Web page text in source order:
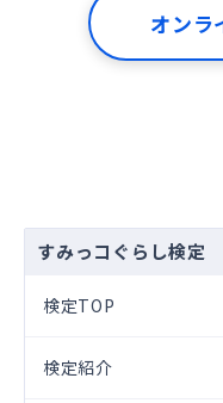
すみっコぐらし検定
検定TOP
検定紹介
オンラ